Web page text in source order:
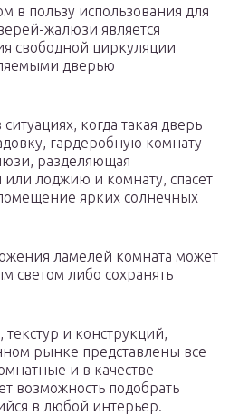
в пользу использования для
жалюзи является
свободной циркуляции
дверью
когда такая дверь
гардеробную комнату
разделяющая
или лоджию и комнату, спасет
ярких солнечных
ламелей комната может
светом либо сохранять
и конструкций,
рынке представлены все
и в качестве
возможность подобрать
в любой интерьер.